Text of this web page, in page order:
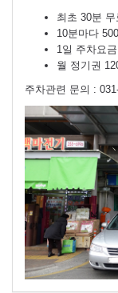
최초 30분 무
10분마다
1일 주차요
월 정기권
주차관련 문의 :